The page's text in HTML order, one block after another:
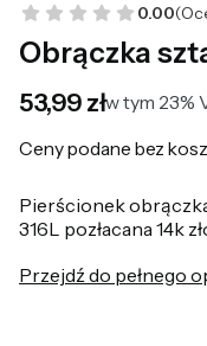
0.00
Obrączka
Cena
53,99 złw tym 23%
w tym 23%
Ceny podane bez
Pierścionek
316L pozłacana 14k
Przejdź do pełnego